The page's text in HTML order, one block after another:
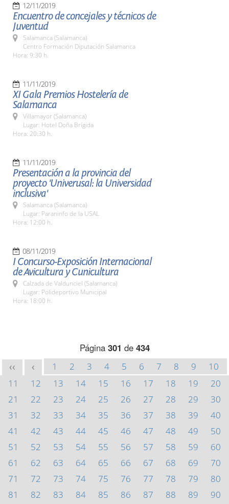
12/11/2019
Encuentro de concejales y técnicos de
Juventud
Salamanca (Salamanca)
Centro Formación Diputación Salamanca
Hora: 9:30 h.
11/11/2019
XI Gala Premios Hostelería de
Salamanca
Villamayor (Salamanca)
Lugar: Hotel Doña Brígida
Hora: 20:30 h.
11/11/2019
Presentación a la provincia del
proyecto 'Univerusal: la Universidad
inclusiva'
Salamanca (Salamanca)
Lugar: Paraninfo de la USAL
Hora: 12:00 h.
08/11/2019
I Concurso-Exposición Internacional
de Avicultura y Cunicultura
Calzada de Valdunciel (Salamanca)
Lugar: Polideportivo Municipal
Hora: 18:00 h.
Página 301 de 434
<< < 1 2 3 4 5 6 7 8 9
10
11
12 13 14 15 16 17 18 19
20
21
22 23 24 25 26 27 28 29
30
31
32 33 34 35 36 37 38 39
40
41
42 43 44 45 46 47 48 49
50
51
52 53 54 55 56 57 58 59
60
61
62 63 64 65 66 67 68 69
70
71
72 73 74 75 76 77 78 79
80
81
82 83 84 85 86 87 88 89
90